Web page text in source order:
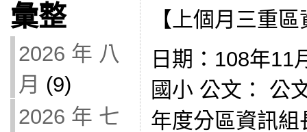
彙整
2026 年 八
月 (9)
2026 年 七
【上個月三重
日期：108年11
國小 公文： 公
年度分區資訊